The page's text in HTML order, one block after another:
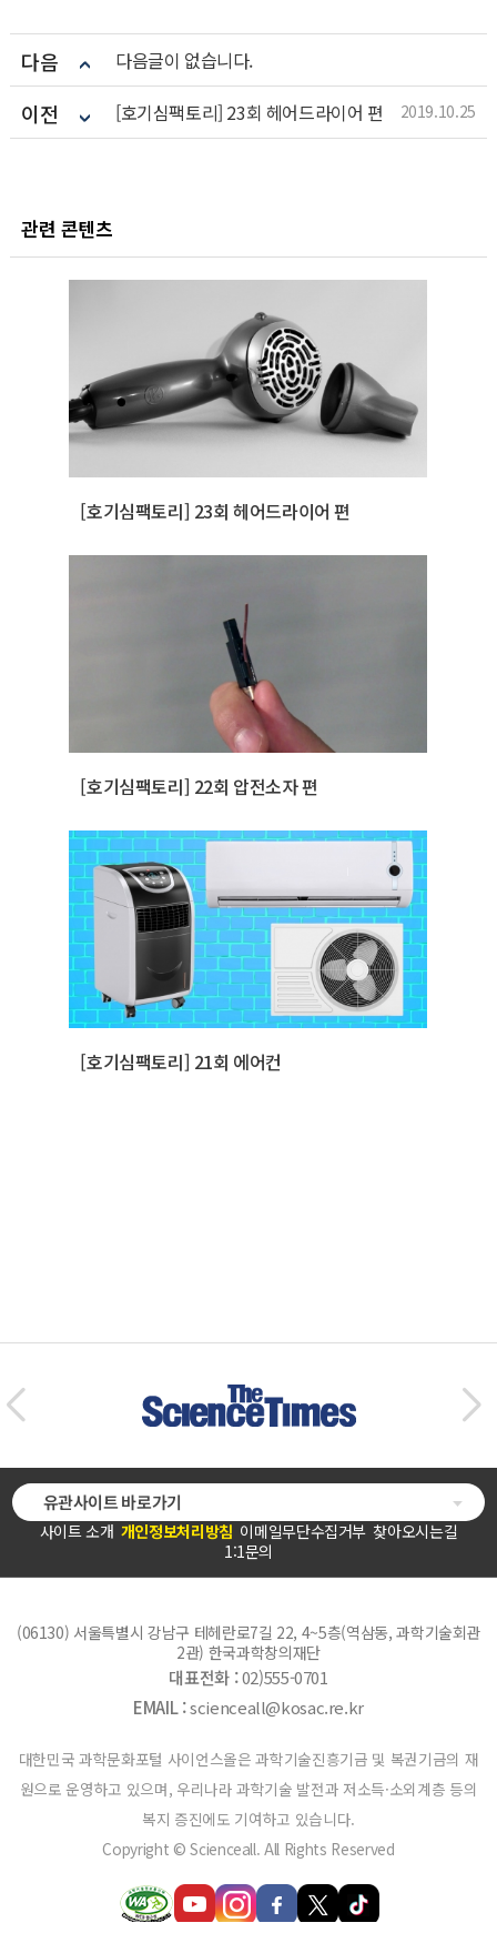
다음 다음글이 없습니다.
이전 [호기심팩토리] 23회 헤어드라이어 편 2019.10.25
관련 콘텐츠
[호기심팩토리] 23회 헤어드라이어 편
[호기심팩토리] 22회 압전소자 편
[호기심팩토리] 21회 에어컨
사이트 소개 개인정보처리방침 이메일무단수집거부 찾아오시는길
1:1문의
유관사이트 바로가기
(06130) 서울특별시 강남구 테헤란로7길 22, 4~5층(역삼동, 과학기술회관
2관) 한국과학창의재단
대표전화 :02)555-0701
EMAIL :scienceall@kosac.re.kr
대한민국 과학문화포털 사이언스올은 과학기술진흥기금 및 복권기금의 재
원으로 운영하고 있으며, 우리나라 과학기술 발전과 저소득·소외계층 등의
복지 증진에도 기여하고 있습니다.
Copyright © Scienceall. All Rights Reserved